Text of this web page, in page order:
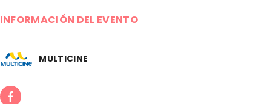
INFORMACIÓN DEL EVENTO
MULTICINE